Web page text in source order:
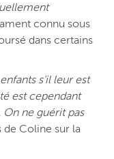
connu sous
dans certains
s’il leur est
est cependant
ne guérit pas
de Coline sur la